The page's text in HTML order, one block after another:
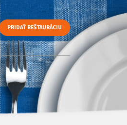
PRIDAŤ REŠTAURÁCIU